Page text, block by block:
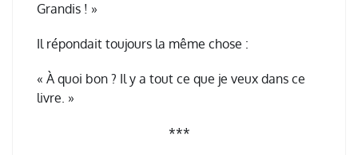
Grandis ! »
Il répondait toujours la même chose :
« À quoi bon ? Il y a tout ce que je veux dans ce
livre. »
***